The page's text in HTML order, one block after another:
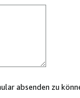
absenden zu